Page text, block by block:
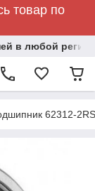
товар по
в любой регион
62312-